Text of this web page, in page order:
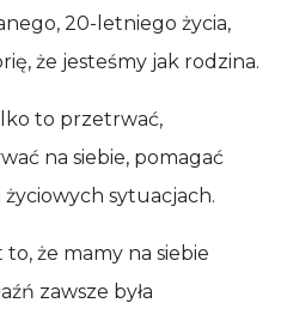
20-letniego życia,
że jesteśmy jak rodzina.
to przetrwać,
na siebie, pomagać
sytuacjach.
to, że mamy na siebie
zawsze była